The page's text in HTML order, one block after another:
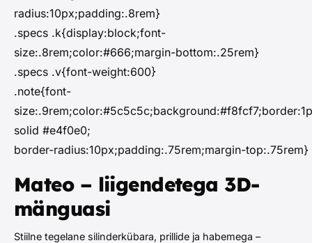
radius:10px;padding:.8rem}
.specs .k{display:block;font-
size:.8rem;color:#666;margin-bottom:.25rem}
.specs .v{font-weight:600}
.note{font-
solid #e4f0e0;
border-radius:10px;padding:.75rem;margin-top:.75rem}
Mateo – liigendetega 3D-
mänguasi
Stiilne tegelane silinderkübara, prillide ja habemega –